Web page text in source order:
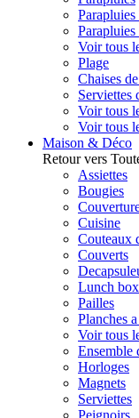
Parapluies
Voir tous
Plage
Chaises
Serviettes
Voir tous
Voir tous
Maison & Déco
Retour vers
Assiettes
Bougies
Cuisine
Couteaux
Couverts
Lunch box
Pailles
Planches
Voir tous
Ensemble
Horloges
Magnets
Serviettes
Peignoirs